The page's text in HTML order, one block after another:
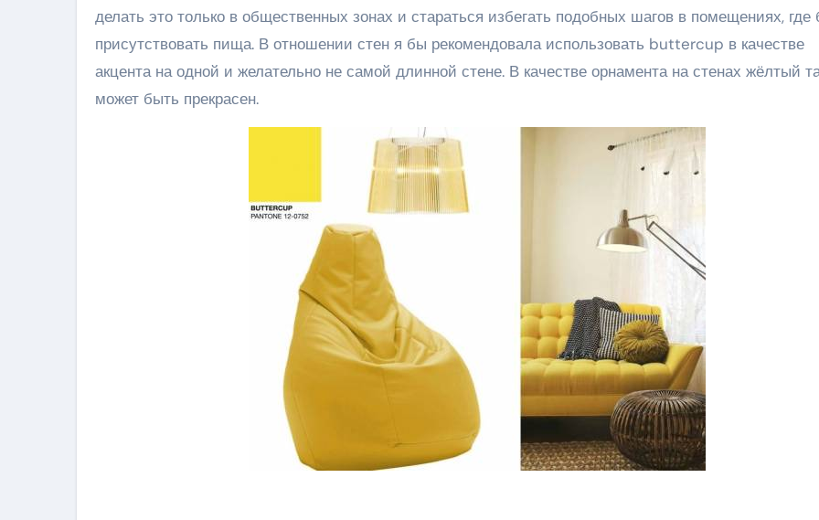
делать это только в общественных зонах и стараться избегать подобных шагов в помещениях, где
присутствовать пища. В отношении стен я бы рекомендовала использовать buttercup в качестве
акцента на одной и желательно не самой длинной стене. В качестве орнамента на стенах жёлтый
может быть прекрасен.